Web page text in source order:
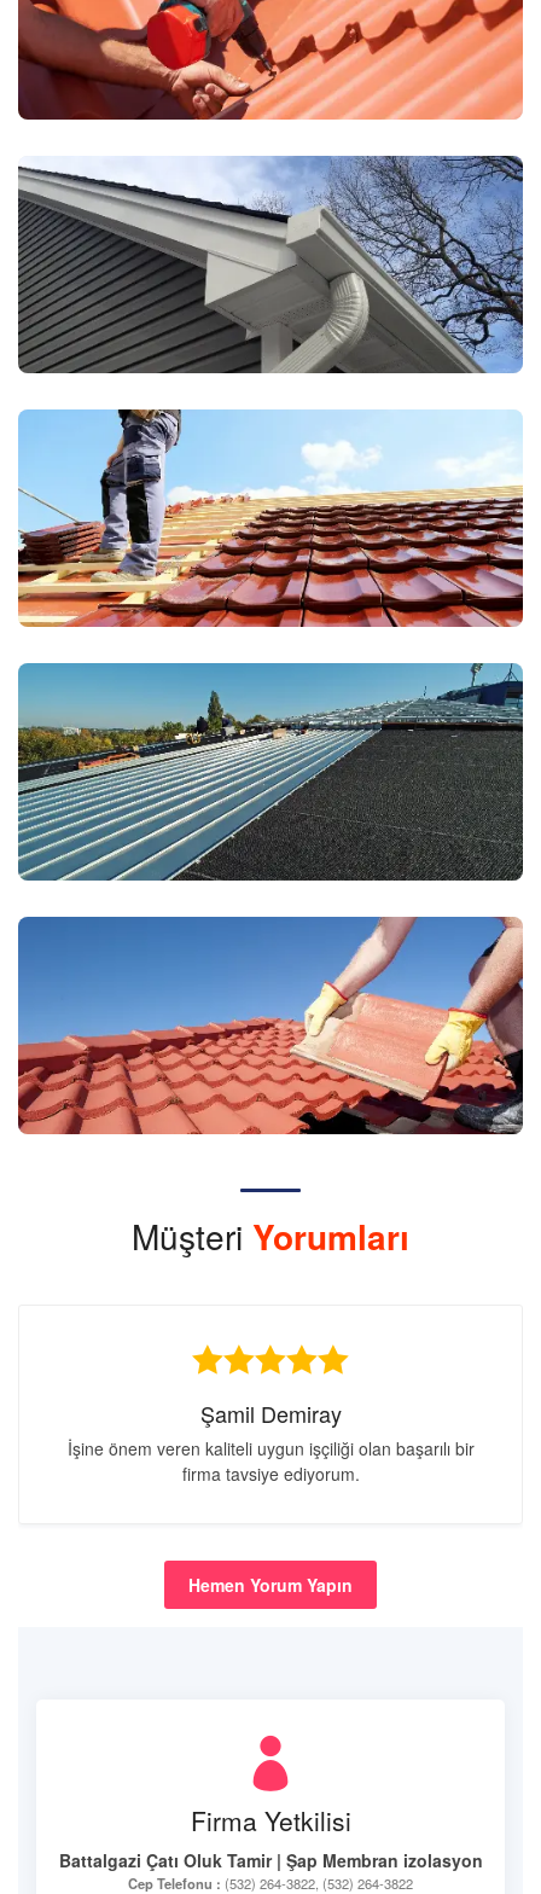
Müşteri Yorumları
Şamil Demiray
İşine önem veren kaliteli uygun işçiliği olan başarılı bir
firma tavsiye ediyorum.
Hemen Yorum Yapın
Firma Yetkilisi
Battalgazi Çatı Oluk Tamir | Şap Membran izolasyon
Cep Telefonu : (532) 264-3822, (532) 264-3822